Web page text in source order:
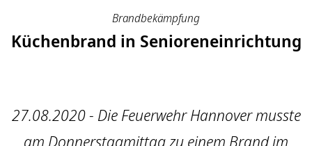
Brandbekämpfung
Küchenbrand in Senioreneinrichtung
27.08.2020 - Die Feuerwehr Hannover musste
am Donnerstagmittag zu einem Brand im